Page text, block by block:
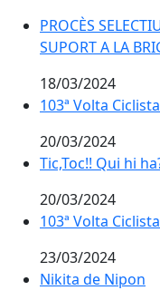
PROCÈS
PROCÈS
SUPORT A LA
18/03/2024
103ª Volta
103ª Volta
20/03/2024
Tic,Toc!! Qui hi
Tic,Toc!! Qui hi
20/03/2024
103ª Volta
103ª Volta
23/03/2024
Nikita de Nipon
Nikita de Nipon